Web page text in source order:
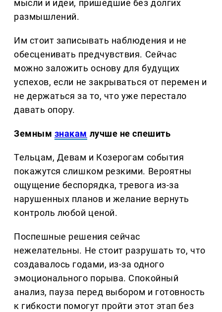
мысли и идеи, пришедшие без долгих
размышлений.
Им стоит записывать наблюдения и не
обесценивать предчувствия. Сейчас
можно заложить основу для будущих
успехов, если не закрываться от перемен и
не держаться за то, что уже перестало
давать опору.
Земным знакам лучше не спешить
Тельцам, Девам и Козерогам события
покажутся слишком резкими. Вероятны
ощущение беспорядка, тревога из-за
нарушенных планов и желание вернуть
контроль любой ценой.
Поспешные решения сейчас
нежелательны. Не стоит разрушать то, что
создавалось годами, из-за одного
эмоционального порыва. Спокойный
анализ, пауза перед выбором и готовность
к гибкости помогут пройти этот этап без